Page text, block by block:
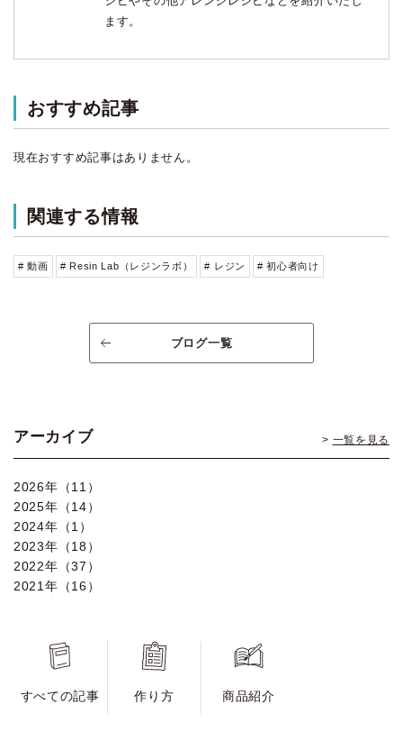
ます。
おすすめ記事
現在おすすめ記事はありません。
関連する情報
# 動画 # Resin Lab（レジンラボ） # レジン # 初心者向け
ブログ一覧
アーカイブ 一覧を見る
2026年（11）
2025年（14）
2024年（1）
2023年（18）
2022年（37）
2021年（16）
すべての記事 作り方 商品紹介